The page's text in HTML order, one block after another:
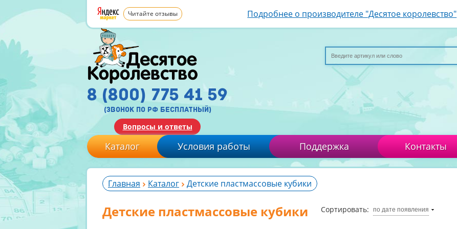
Читайте отзывы Подробнее о производителе "Десятое королевство"
8 (800) 775 41 59
(звонок по рф бесплатный)
Вопросы и ответы
Каталог Условия работы Поддержка Контакты
Главная Каталог Детские пластмассовые кубики
Детские пластмассовые кубики Сортировать: по дате появления